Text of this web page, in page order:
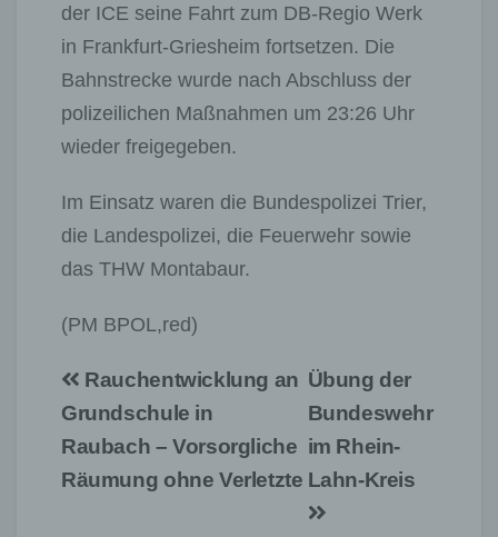
der ICE seine Fahrt zum DB-Regio Werk
in Frankfurt-Griesheim fortsetzen. Die
Bahnstrecke wurde nach Abschluss der
polizeilichen Maßnahmen um 23:26 Uhr
wieder freigegeben.
Im Einsatz waren die Bundespolizei Trier,
die Landespolizei, die Feuerwehr sowie
das THW Montabaur.
(PM BPOL,red)
Beitragsnavigation
Übung der
Bundeswehr
im Rhein-
Lahn-Kreis
Rauchentwicklung an
Grundschule in
Raubach – Vorsorgliche
Räumung ohne Verletzte